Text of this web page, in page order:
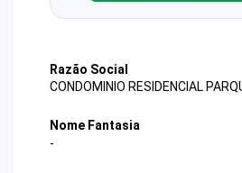
Razão Social
CONDOMINIO RESIDENCIAL
Nome Fantasia
-